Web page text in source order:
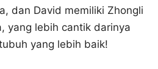
dan David memiliki Zhongli
yang lebih cantik darinya
yang lebih baik!